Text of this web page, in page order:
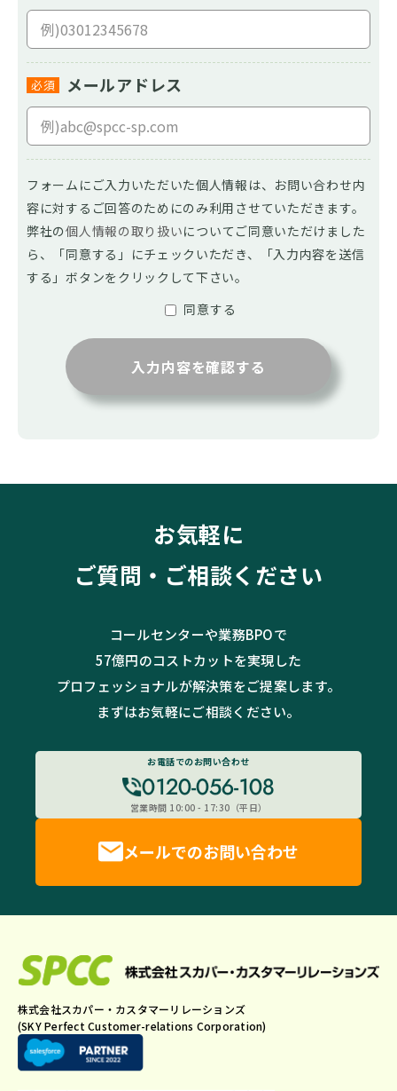
必須 メールアドレス
フォームにご入力いただいた個人情報は、お問い合わせ内
容に対するご回答のためにのみ利用させていただきます。
弊社の個人情報の取り扱いについてご同意いただけました
ら、「同意する」にチェックいただき、「入力内容を送信
する」ボタンをクリックして下さい。
同意する
入力内容を確認する
お気軽に
ご質問・ご相談ください
コールセンターや業務BPOで
57億円のコストカットを実現した
プロフェッショナルが解決策をご提案します。
まずはお気軽にご相談ください。
お電話でのお問い合わせ
0120-056-108
営業時間 10:00 - 17:30（平日）
メールでのお問い合わせ
株式会社スカパー・カスタマーリレーションズ
(SKY Perfect Customer-relations Corporation)